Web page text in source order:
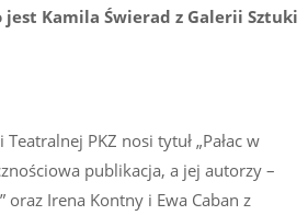
Kamila Świerad z Galerii Sztuki
PKZ nosi tytuł „Pałac w
publikacja, a jej autorzy –
Irena Kontny i Ewa Caban z